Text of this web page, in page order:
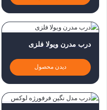
درب مدرن ویولا فلزی
دیدن محصول